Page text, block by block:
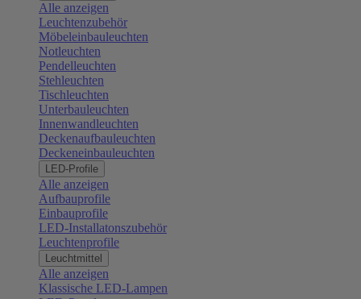
Alle anzeigen
Leuchtenzubehör
Möbeleinbauleuchten
Notleuchten
Pendelleuchten
Stehleuchten
Tischleuchten
Unterbauleuchten
Innenwandleuchten
Deckenaufbauleuchten
Deckeneinbauleuchten
LED-Profile
Alle anzeigen
Aufbauprofile
Einbauprofile
LED-Installatonszubehör
Leuchtenprofile
Leuchtmittel
Alle anzeigen
Klassische LED-Lampen